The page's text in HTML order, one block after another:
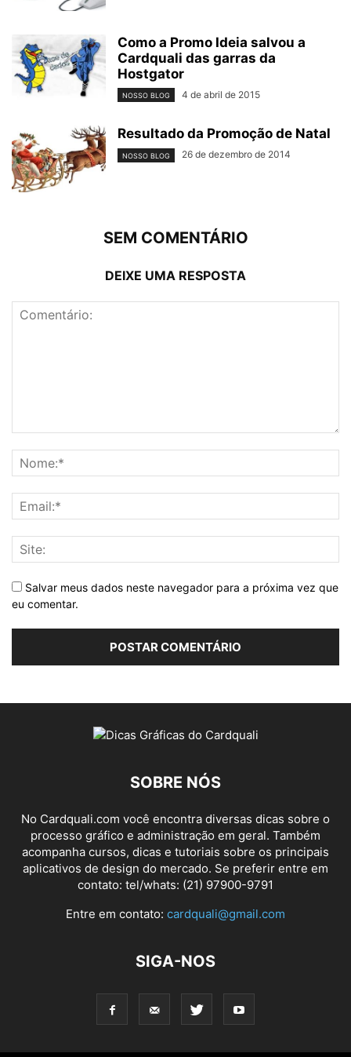
Como a Promo Ideia salvou a
Cardquali das garras da
Hostgator
NOSSO BLOG 4 de abril de 2015
Resultado da Promoção de Natal
NOSSO BLOG 26 de dezembro de 2014
SEM COMENTÁRIO
DEIXE UMA RESPOSTA
Salvar meus dados neste navegador para a próxima vez que
eu comentar.
SOBRE NÓS
No Cardquali.com você encontra diversas dicas sobre o
processo gráfico e administração em geral. Também
acompanha cursos, dicas e tutoriais sobre os principais
aplicativos de design do mercado. Se preferir entre em
contato: tel/whats: (21) 97900-9791
Entre em contato: cardquali@gmail.com
SIGA-NOS